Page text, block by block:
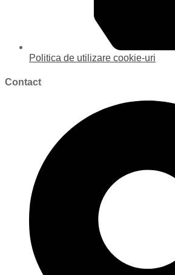
Politica de utilizare cookie-uri
Contact